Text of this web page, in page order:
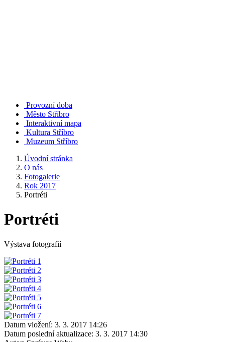
Provozní doba
Město Stříbro
Interaktivní mapa
Kultura Stříbro
Muzeum Stříbro
Úvodní stránka
O nás
Fotogalerie
Rok 2017
Portréti
Portréti
Výstava fotografií
Datum vložení: 3. 3. 2017 14:26
Datum poslední aktualizace: 3. 3. 2017 14:30